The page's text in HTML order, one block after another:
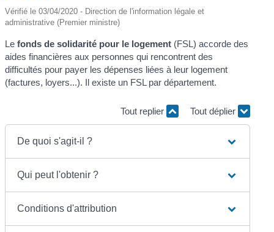
Vérifié le 03/04/2020 - Direction de l'information légale et
administrative (Premier ministre)
Lefonds de solidarité pour le logement (FSL) accorde des
aides financières aux personnes qui rencontrent des
difficultés pour payer les dépenses liées à leur logement
(factures, loyers...). Il existe un FSL par département.
Tout replier Tout déplier
De quoi s'agit-il ?
Qui peut l'obtenir ?
Conditions d'attribution